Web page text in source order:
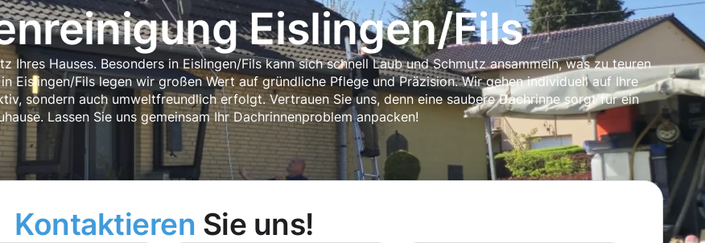
Eislingen/Fils
Ihres Hauses. Besonders in Eislingen/Fils kann sich schnell Laub und Schmutz ansammeln, was zu teuren
Eislingen/Fils legen wir großen Wert auf gründliche Pflege und Präzision. Wir gehen individuell auf Ihre
sondern auch umweltfreundlich erfolgt. Vertrauen Sie uns, denn eine saubere Dachrinne sorgt für ein
Lassen Sie uns gemeinsam Ihr Dachrinnenproblem anpacken!
Kontaktieren Sie uns!